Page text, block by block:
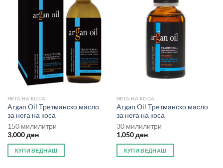
НЕГА НА КОСА
Argan Oil Третманско масло
за нега на коса
150 милилитри
3,000ден
КУПИ ВЕДНАШ
НЕГА НА КОСА
Argan Oil Третманско масло
за нега на коса
30 милилитри
1,050ден
КУПИ ВЕДНАШ